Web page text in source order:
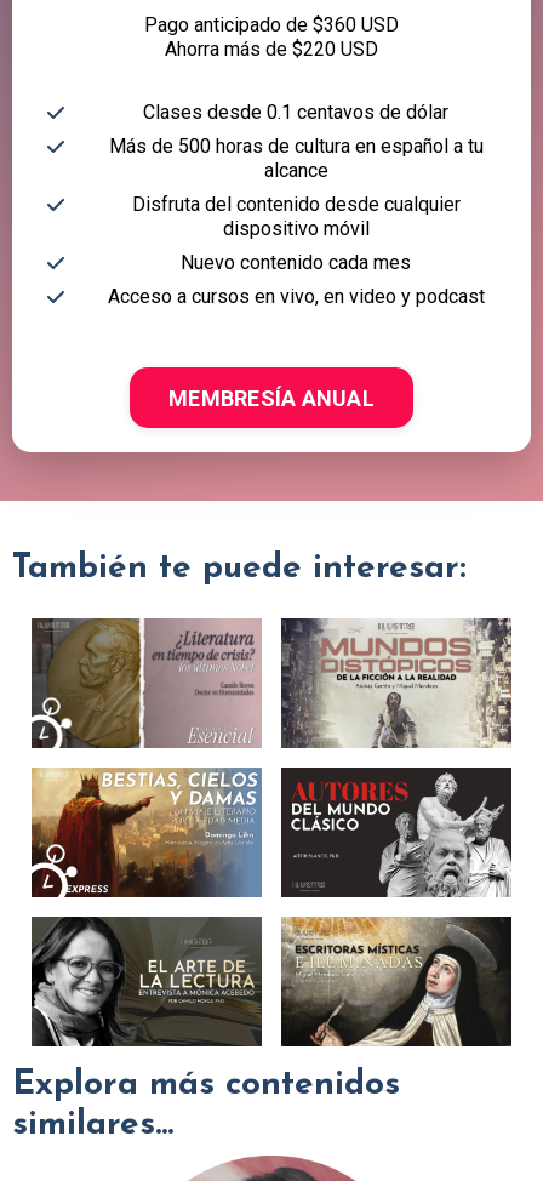
Pago anticipado de $360 USD
Ahorra más de $220 USD
Clases desde 0.1 centavos de dólar
Más de 500 horas de cultura en español a tu
alcance
Disfruta del contenido desde cualquier
dispositivo móvil
Nuevo contenido cada mes
Acceso a cursos en vivo, en video y podcast
MEMBRESÍA ANUAL
También te puede interesar:
Explora más contenidos
similares...